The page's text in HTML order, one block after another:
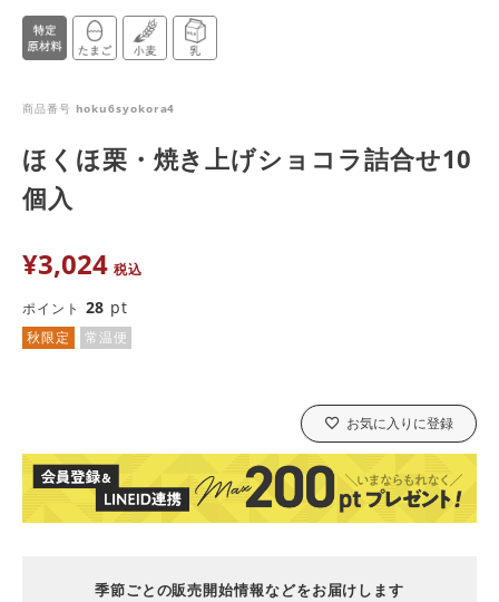
商品番号 hoku6syokora4
ほくほ栗・焼き上げショコラ詰合せ10
個入
¥3,024 税込
ポイント 28 pt
秋限定 常温便
お気に入りに登録
季節ごとの販売開始情報などをお届けします